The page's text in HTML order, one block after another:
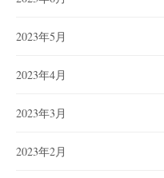
2023年5月
2023年4月
2023年3月
2023年2月